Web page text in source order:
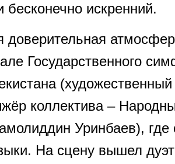
искренний.
доверительная
Государственного
коллектива –
Уринбаев), где
На сцену вышел